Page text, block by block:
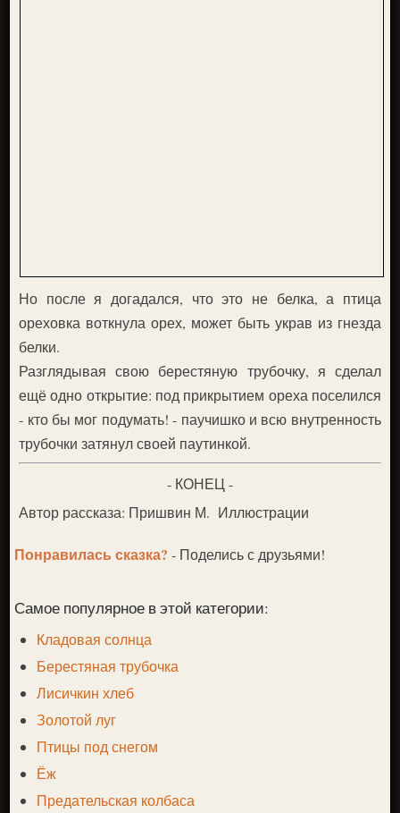
Но после я догадался, что это не белка, а птица
ореховка воткнула орех, может быть украв из гнезда
белки.
Разглядывая свою берестяную трубочку, я сделал
ещё одно открытие: под прикрытием ореха поселился
- кто бы мог подумать! - паучишко и всю внутренность
трубочки затянул своей паутинкой.
- КОНЕЦ -
Автор рассказа: Пришвин М. Иллюстрации
Понравилась сказка?- Поделись с друзьями!
Самое популярное в этой категории:
Кладовая солнца
Берестяная трубочка
Лисичкин хлеб
Золотой луг
Птицы под снегом
Ёж
Предательская колбаса